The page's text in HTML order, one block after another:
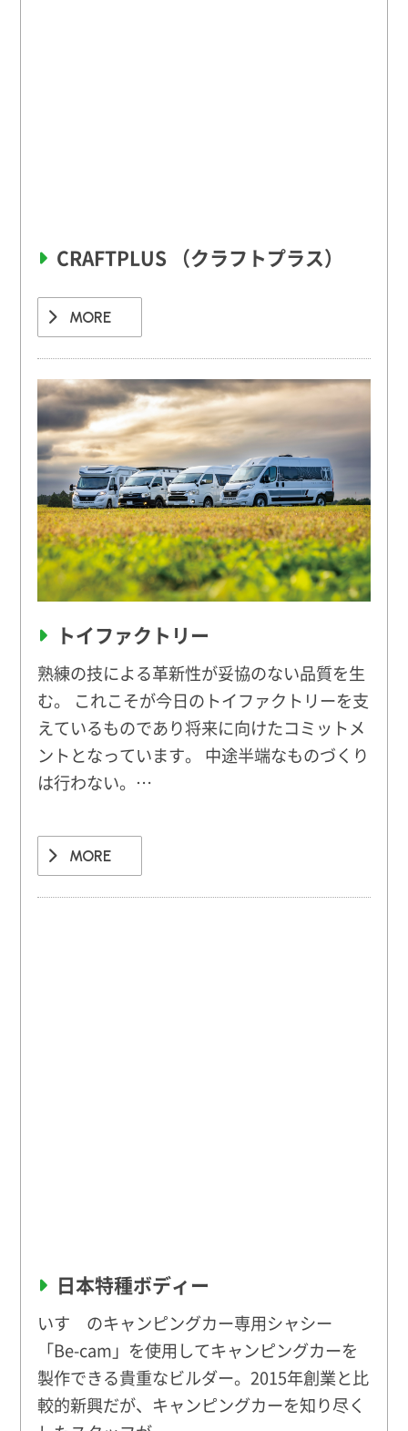
CRAFTPLUS （クラフトプラス）
MORE
トイファクトリー
熟練の技による革新性が妥協のない品質を生
む。 これこそが今日のトイファクトリーを支
えているものであり将来に向けたコミットメ
ントとなっています。 中途半端なものづくり
は行わない。…
MORE
日本特種ボディー
いすゞのキャンピングカー専用シャシー
「Be-cam」を使用してキャンピングカーを
製作できる貴重なビルダー。2015年創業と比
較的新興だが、キャンピングカーを知り尽く